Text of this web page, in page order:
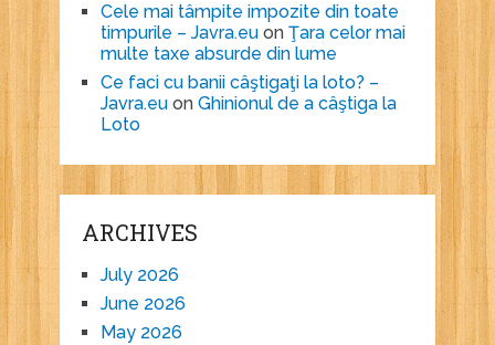
Cele mai tâmpite impozite din toate
timpurile – Javra.euon Ţara celor mai
multe taxe absurde din lume
Ce faci cu banii câştigaţi la loto? –
Javra.euon Ghinionul de a câştiga la
Loto
ARCHIVES
July 2026
June 2026
May 2026